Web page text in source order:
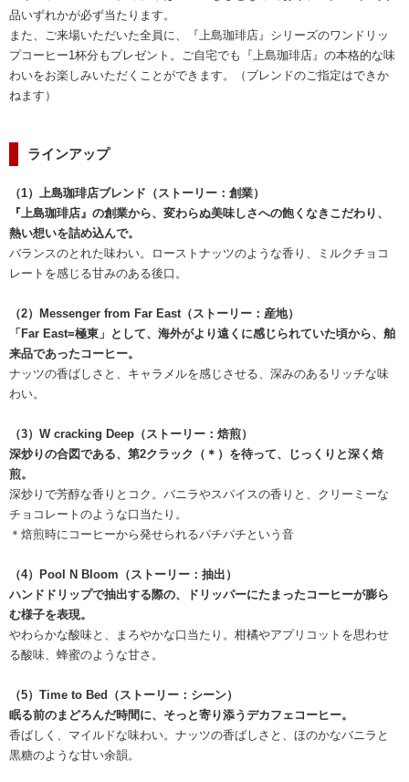
品いずれかが必ず当たります。
また、ご来場いただいた全員に、『上島珈琲店』シリーズのワンドリッ
プコーヒー1杯分もプレゼント。ご自宅でも『上島珈琲店』の本格的な味
わいをお楽しみいただくことができます。（ブレンドのご指定はできか
ねます）
ラインアップ
（1）上島珈琲店ブレンド（ストーリー：創業）
『上島珈琲店』の創業から、変わらぬ美味しさへの飽くなきこだわり、
熱い想いを詰め込んで。
バランスのとれた味わい。ローストナッツのような香り、ミルクチョコ
レートを感じる甘みのある後口。
（2）Messenger from Far East（ストーリー：産地）
「Far East=極東」として、海外がより遠くに感じられていた頃から、舶
来品であったコーヒー。
ナッツの香ばしさと、キャラメルを感じさせる、深みのあるリッチな味
わい。
（3）W cracking Deep（ストーリー：焙煎）
深炒りの合図である、第2クラック（＊）を待って、じっくりと深く焙
煎。
深炒りで芳醇な香りとコク。バニラやスパイスの香りと、クリーミーな
チョコレートのような口当たり。
＊焙煎時にコーヒーから発せられるパチパチという音
（4）Pool N Bloom（ストーリー：抽出）
ハンドドリップで抽出する際の、ドリッパーにたまったコーヒーが膨ら
む様子を表現。
やわらかな酸味と、まろやかな口当たり。柑橘やアプリコットを思わせ
る酸味、蜂蜜のような甘さ。
（5）Time to Bed（ストーリー：シーン）
眠る前のまどろんだ時間に、そっと寄り添うデカフェコーヒー。
香ばしく、マイルドな味わい。ナッツの香ばしさと、ほのかなバニラと
黒糖のような甘い余韻。